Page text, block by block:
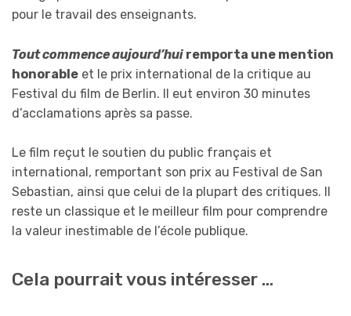
pour le travail des enseignants.
Tout commence aujourd’hui remporta une mention
honorable et le prix international de la critique au
Festival du film de Berlin. Il eut environ 30 minutes
d’acclamations après sa passe.
Le film reçut le soutien du public français et
international, remportant son prix au Festival de San
Sebastian, ainsi que celui de la plupart des critiques. Il
reste un classique et le meilleur film pour comprendre
la valeur inestimable de l’école publique.
Cela pourrait vous intéresser …